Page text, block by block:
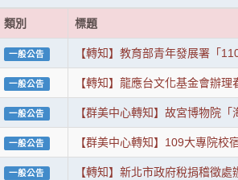
類別 標題
一般公告 【轉知】教育部青年發展署「
一般公告 【轉知】龍應台文化基金會辦
一般公告 【群美中心轉知】故宮博物院
一般公告 【群美中心轉知】109大專院校
一般公告 【轉知】新北市政府稅捐稽徵